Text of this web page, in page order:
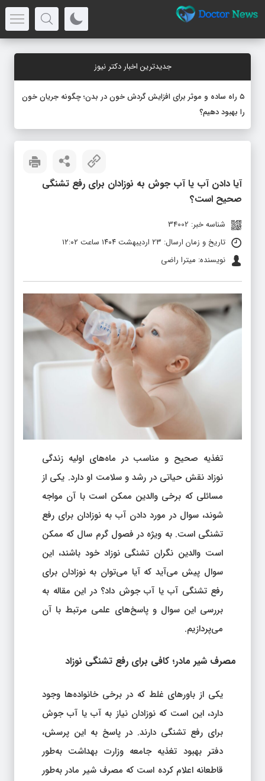
جدیدترین اخبار دکتر نیوز
۵ راه ساده و موثر برای افزایش گردش خون در بدن؛ چگونه جریان خون
را بهبود دهیم؟
آیا دادن آب یا آب جوش به نوزادان برای رفع تشنگی
صحیح است؟
شناسه خبر: 34002
تاریخ و زمان ارسال: ۲۳ اردیبهشت ۱۴۰۴ ساعت ۱۲:۰۲
نویسنده: میترا راضی
تغذیه صحیح و مناسب در ماه‌های اولیه زندگی
نوزاد نقش حیاتی در رشد و سلامت او دارد. یکی از
مسائلی که برخی والدین ممکن است با آن مواجه
شوند، سوال در مورد دادن آب به نوزادان برای رفع
تشنگی است. به ویژه در فصول گرم سال که ممکن
است والدین نگران تشنگی نوزاد خود باشند، این
سوال پیش می‌آید که آیا می‌توان به نوزادان برای
رفع تشنگی آب یا آب جوش داد؟ در این مقاله به
بررسی این سوال و پاسخ‌های علمی مرتبط با آن
می‌پردازیم.
مصرف شیر مادر؛ کافی برای رفع تشنگی نوزاد
یکی از باورهای غلط که در برخی خانواده‌ها وجود
دارد، این است که نوزادان نیاز به آب یا آب جوش
برای رفع تشنگی دارند. در پاسخ به این پرسش،
دفتر بهبود تغذیه جامعه وزارت بهداشت به‌طور
قاطعانه اعلام کرده است که مصرف شیر مادر به‌طور